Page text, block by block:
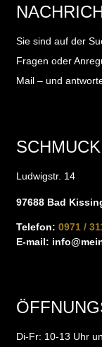
Sie sind auf der
Fragen oder
Mail – und
Ludwigstr. 14
97688 Bad
Telefon: 0971 /
E-mail:
Di-Fr: 10-13 Uhr